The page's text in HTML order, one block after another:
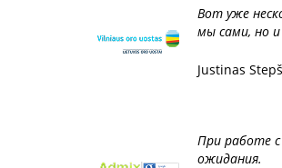
Вот уже
мы сами, но
Justinas
При работе
ожидания.